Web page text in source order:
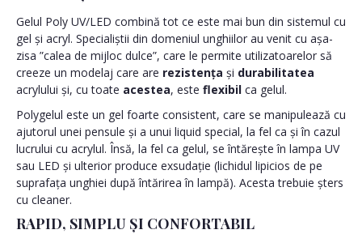
Gelul Poly UV/LED combină tot ce este mai bun din sistemul cu
gel și acryl. Specialiștii din domeniul unghiilor au venit cu așa-
zisa ”calea de mijloc dulce”, care le permite utilizatoarelor să
creeze un modelaj care are rezistența și durabilitatea
acrylului și, cu toate acestea, este flexibil ca gelul.
Polygelul este un gel foarte consistent, care se manipulează cu
ajutorul unei pensule și a unui liquid special, la fel ca și în cazul
lucrului cu acrylul. Însă, la fel ca gelul, se întărește în lampa UV
sau LED și ulterior produce exsudație (lichidul lipicios de pe
suprafața unghiei după întărirea în lampă). Acesta trebuie șters
cu cleaner.
RAPID, SIMPLU ȘI CONFORTABIL